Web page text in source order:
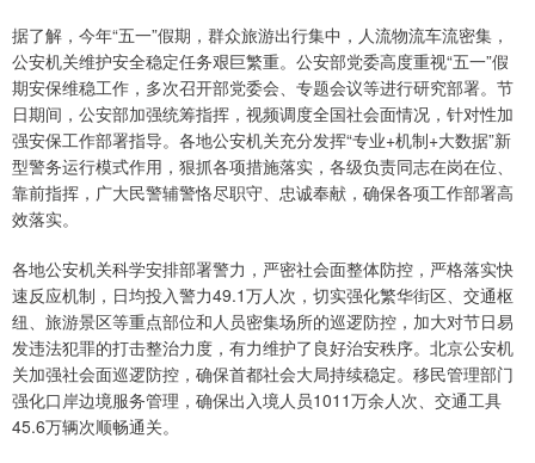
据了解，今年“五一”假期，群众旅游出行集中，人流物流车流密集，
公安机关维护安全稳定任务艰巨繁重。公安部党委高度重视“五一”假
期安保维稳工作，多次召开部党委会、专题会议等进行研究部署。节
日期间，公安部加强统筹指挥，视频调度全国社会面情况，针对性加
强安保工作部署指导。各地公安机关充分发挥“专业+机制+大数据”新
型警务运行模式作用，狠抓各项措施落实，各级负责同志在岗在位、
靠前指挥，广大民警辅警恪尽职守、忠诚奉献，确保各项工作部署高
效落实。
各地公安机关科学安排部署警力，严密社会面整体防控，严格落实快
速反应机制，日均投入警力49.1万人次，切实强化繁华街区、交通枢
纽、旅游景区等重点部位和人员密集场所的巡逻防控，加大对节日易
发违法犯罪的打击整治力度，有力维护了良好治安秩序。北京公安机
关加强社会面巡逻防控，确保首都社会大局持续稳定。移民管理部门
强化口岸边境服务管理，确保出入境人员1011万余人次、交通工具
45.6万辆次顺畅通关。